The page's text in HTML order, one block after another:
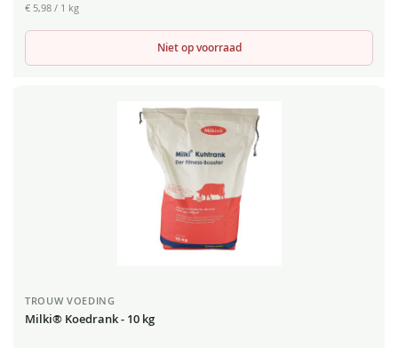
€ 5,98 / 1 kg
Niet op voorraad
TROUW VOEDING
Milki® Koedrank - 10 kg